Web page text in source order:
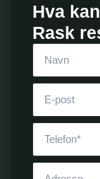
Hva
Rask